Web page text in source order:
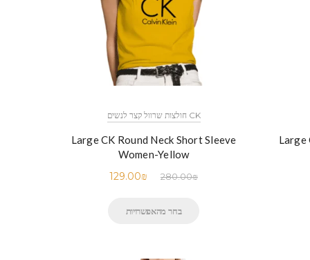
CK חולצות שרוול קצר לנשים
Large CK Round Neck Short Sleeve
Women-Yellow
280.00₪
129.00₪
בחר מהאפשרויות
Large